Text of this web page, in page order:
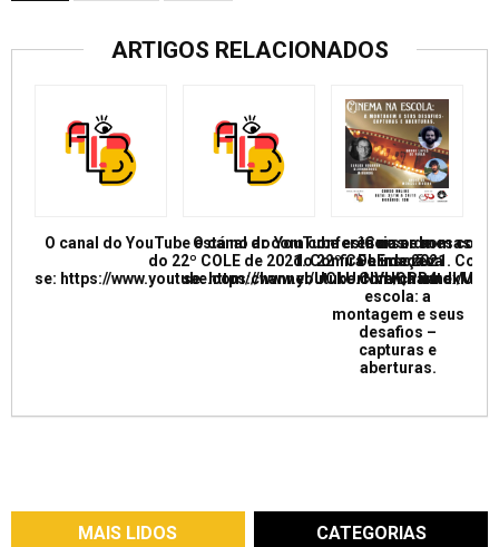
ARTIGOS RELACIONADOS
O canal do YouTube está no ar com conferências e mesas
do 22º COLE de 2021. Confira e inscreva
se: https://www.youtube.com/channel/
O canal do YouTube está no ar com
do 22º COLE de 2021.
se: https://www.youtube.com/channel/
Curso de
Formação:
Cinema na
escola: a
montagem e seus
desafios –
capturas e
aberturas.
MAIS LIDOS CATEGORIAS